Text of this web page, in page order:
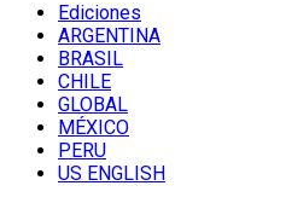
Ediciones
ARGENTINA
BRASIL
CHILE
GLOBAL
MÉXICO
PERU
US ENGLISH